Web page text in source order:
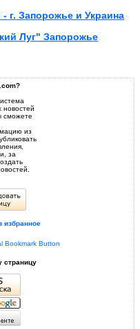
г. Запорожье и Украина
Луг" Запорожье
новостей
сможете
из
за
избранное
страницу